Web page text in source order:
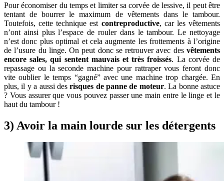
Pour économiser du temps et limiter sa corvée de lessive, il peut être
tentant de bourrer le maximum de vêtements dans le tambour.
Toutefois, cette technique est contreproductive, car les vêtements
n’ont ainsi plus l’espace de rouler dans le tambour. Le nettoyage
n’est donc plus optimal et cela augmente les frottements à l’origine
de l’usure du linge. On peut donc se retrouver avec des vêtements
encore sales, qui sentent mauvais et très froissés. La corvée de
repassage ou la seconde machine pour rattraper vous feront donc
vite oublier le temps “gagné” avec une machine trop chargée. En
plus, il y a aussi desrisques de panne de moteur. La bonne astuce
? Vous assurer que vous pouvez passer une main entre le linge et le
haut du tambour !
3) Avoir la main lourde sur les détergents